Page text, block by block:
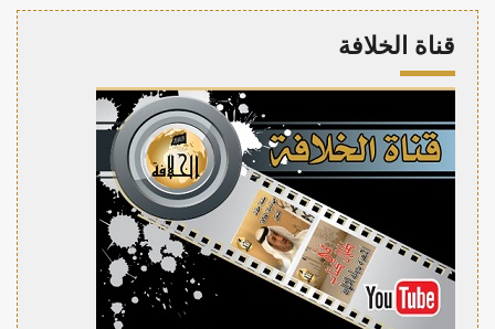
قناة الخلافة